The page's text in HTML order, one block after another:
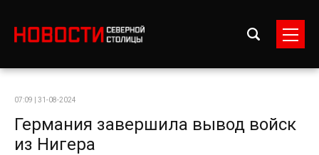
07:09 | 31-08-2024
Германия завершила вывод войск
из Нигера